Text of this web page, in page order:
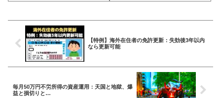
【特例】海外在住者の免許更新：失効後3年以内
なら更新可能
毎月50万円不労所得の資産運用：天国と地獄、爆
益と損切りと…